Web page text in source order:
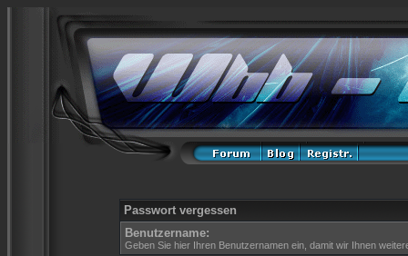
Passwort vergessen
Benutzername:
Geben Sie hier Ihren Benutzernamen ein, damit wir Ihnen